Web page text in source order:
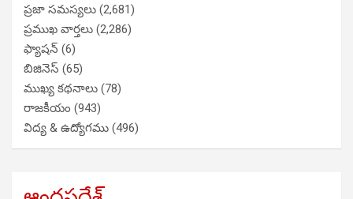
ప్రజా సమస్యలు (2,681)
ప్రముఖ వార్తలు (2,286)
ఫ్యాషన్ (6)
బిజినెస్ (65)
ముఖ్య కథనాలు (78)
రాజకీయం (943)
విద్య & ఉద్యోగము (496)